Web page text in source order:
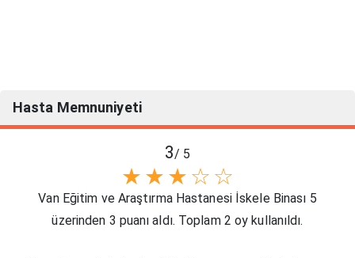
Hasta Memnuniyeti
3/ 5
☆
☆
★
★
★
Van Eğitim ve Araştırma Hastanesi İskele Binası 5
üzerinden 3 puanı aldı. Toplam 2 oy kullanıldı.